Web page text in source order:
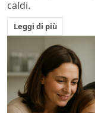
caldi.
Leggi di più